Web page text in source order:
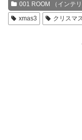
001 ROOM （インテリ
xmas3
クリスマ